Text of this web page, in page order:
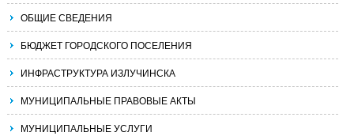
ОБЩИЕ СВЕДЕНИЯ
БЮДЖЕТ ГОРОДСКОГО ПОСЕЛЕНИЯ
ИНФРАСТРУКТУРА ИЗЛУЧИНСКА
МУНИЦИПАЛЬНЫЕ ПРАВОВЫЕ АКТЫ
МУНИЦИПАЛЬНЫЕ УСЛУГИ